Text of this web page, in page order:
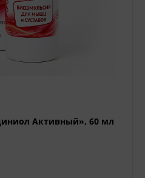
Активный», 60 мл